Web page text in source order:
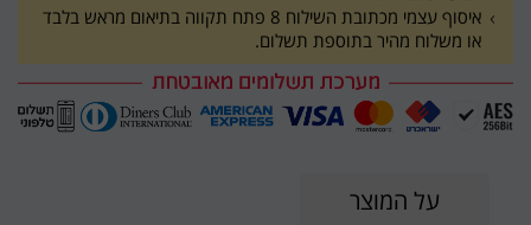
איסוף עצמי מכתובת השילוח 8 פתח תקווה בתיאום מראש בלבד
או משלוח מהיר בתוספת תשלום.
על המוצר